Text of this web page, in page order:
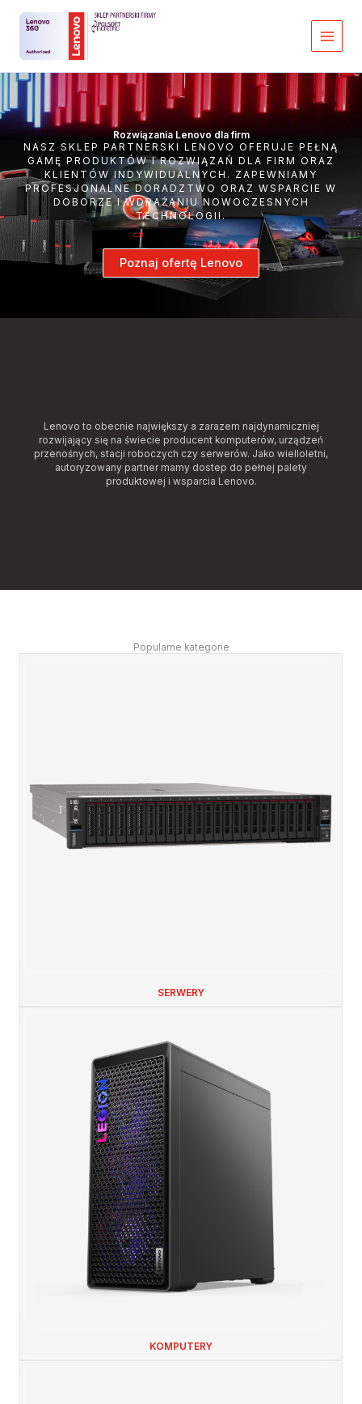
Rozwiązania Lenovo dla firm
NASZ SKLEP PARTNERSKI LENOVO OFERUJE PEŁNĄ
GAMĘ PRODUKTÓW I ROZWIĄZAŃ DLA FIRM ORAZ
KLIENTÓW INDYWIDUALNYCH. ZAPEWNIAMY
PROFESJONALNE DORADZTWO ORAZ WSPARCIE W
DOBORZE I WDRAŻANIU NOWOCZESNYCH
TECHNOLOGII.
Poznaj ofertę Lenovo
Lenovo to obecnie największy a zarazem najdynamiczniej
rozwijający się na świecie producent komputerów, urządzeń
przenośnych, stacji roboczych czy serwerów. Jako wielloletni,
autoryzowany partner mamy dostep do pełnej palety
produktowej i wsparcia Lenovo.
Popularne kategorie
SERWERY
KOMPUTERY